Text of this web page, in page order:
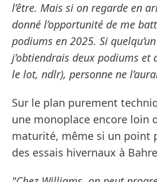
l’être. Mais si on regarde en
donné l’opportunité de me
podiums en 2025. Si
j’obtiendrais deux podiums et
le lot, ndlr), personne ne
Sur le plan purement
une monoplace encore loin
maturité, même si un point
des essais hivernaux à